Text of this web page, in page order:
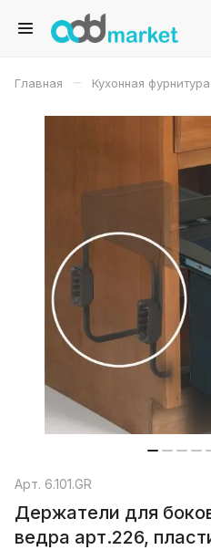
Главная – Кухонная
Арт. 6.101.GR
Держатели для
ведра арт.226,